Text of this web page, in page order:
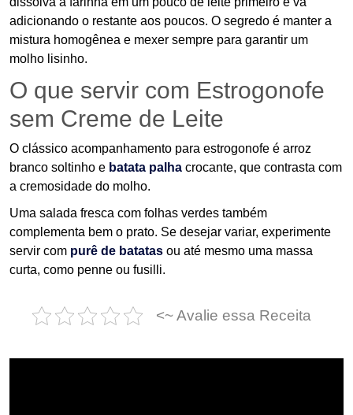
adicionando o restante aos poucos. O segredo é manter a
mistura homogênea e mexer sempre para garantir um
molho lisinho.
O que servir com Estrogonofe
sem Creme de Leite
O clássico acompanhamento para estrogonofe é arroz
branco soltinho e batata palha crocante, que contrasta com
a cremosidade do molho.
Uma salada fresca com folhas verdes também
complementa bem o prato. Se desejar variar, experimente
servir com purê de batatas ou até mesmo uma massa
curta, como penne ou fusilli.
<~ Avalie essa Receita